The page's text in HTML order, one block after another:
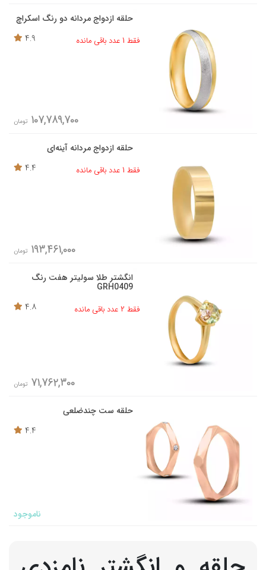
حلقه ازدواج مردانه دو رنگ اسکراچ
فقط 1 عدد باقی مانده
4.9
107,789,700 تومان
حلقه ازدواج مردانه آینه‌ای
فقط 1 عدد باقی مانده
4.4
193,461,000 تومان
انگشتر طلا سولیتر هفت رنگ
GRH0409
فقط 2 عدد باقی مانده
4.8
71,762,300 تومان
حلقه ست چندضلعی
4.4
ناموجود